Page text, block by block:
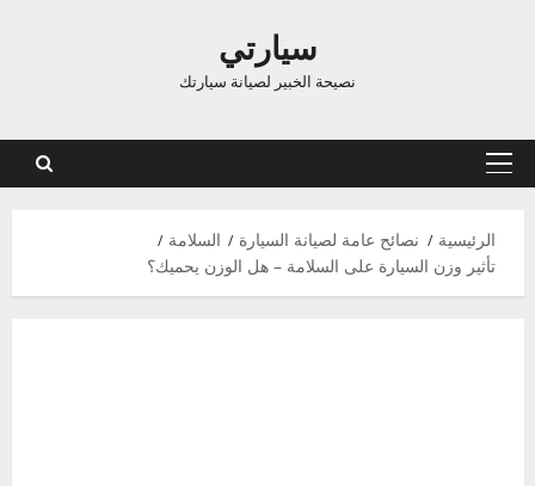
سيارتي
نصيحة الخبير لصيانة سيارتك
القائمة
الرئيسية
نصائح عامة لصيانة السيارة
السلامة
تأثير وزن السيارة على السلامة – هل الوزن يحميك؟